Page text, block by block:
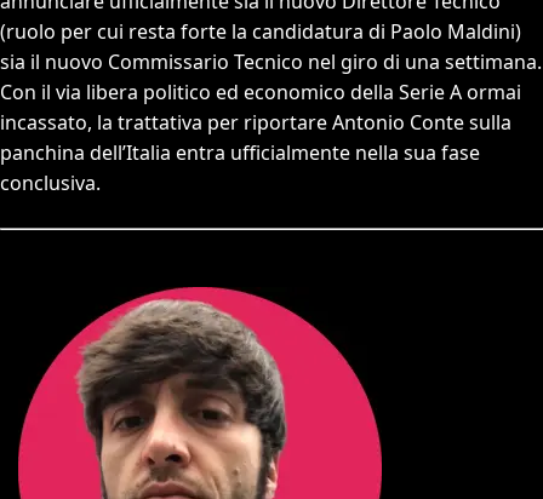
(ruolo per cui resta forte la candidatura di Paolo Maldini)
sia il nuovo Commissario Tecnico nel giro di una settimana.
Con il via libera politico ed economico della Serie A ormai
incassato, la trattativa per riportare Antonio Conte sulla
panchina dell’Italia entra ufficialmente nella sua fase
conclusiva.